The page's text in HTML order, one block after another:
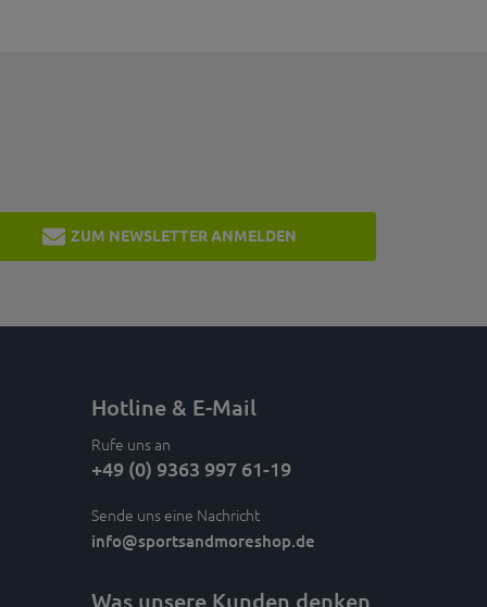
ZUM NEWSLETTER ANMELDEN
Hotline & E-Mail
Rufe uns an
+49 (0) 9363 997 61-19
Sende uns eine Nachricht
info@sportsandmoreshop.de
Was unsere Kunden denken